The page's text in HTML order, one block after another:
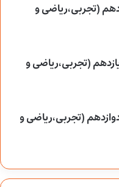
(تجربی،ریاضی و
(تجربی،ریاضی و
(تجربی،ریاضی و